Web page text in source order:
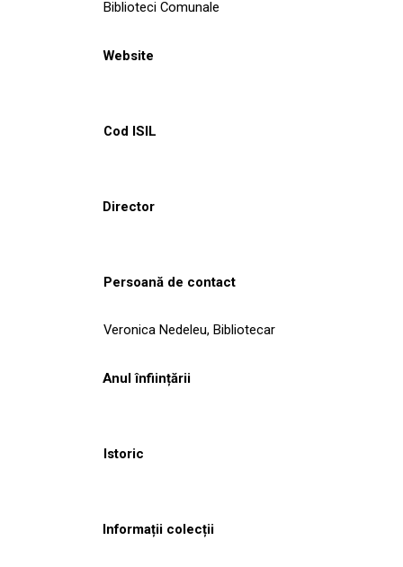
Biblioteci Comunale
Website
Cod ISIL
Director
Persoană de contact
Veronica Nedeleu, Bibliotecar
Anul înființării
Istoric
Informații colecții